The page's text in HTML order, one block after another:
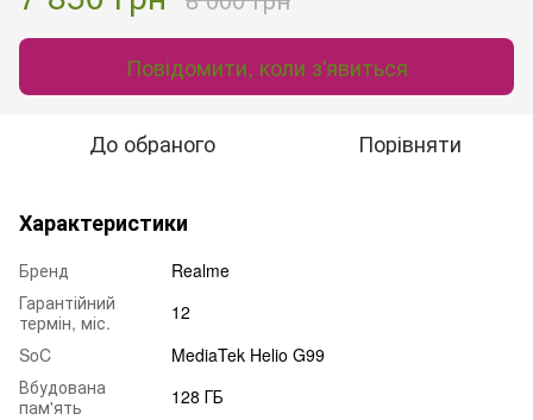
Повідомити, коли з'явиться
До обраного Порівняти
Характеристики
Бренд
Realme
Гарантійний
термін, міс.
12
SoC
MediaTek Helio G99
Вбудована
пам'ять
128 ГБ